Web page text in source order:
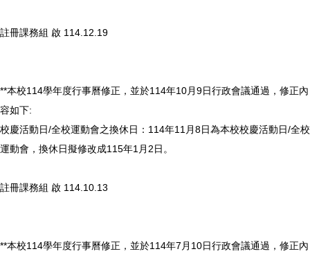
註冊課務組 啟 114.12.19
**本校114學年度行事曆修正，並於114年10月9日行政會議通過，修正內
容如下:
校慶活動日/全校運動會之換休日：114年11月8日為本校校慶活動日/全校
運動會，換休日擬修改成115年1月2日。
註冊課務組 啟 114.10.13
**本校114學年度行事曆修正，並於114年7月10日行政會議通過，修正內